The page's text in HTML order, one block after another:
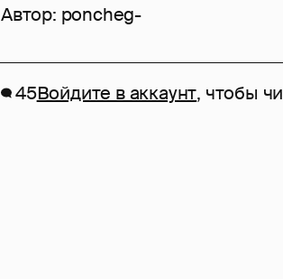
Автор: poncheg-
45Войдите в аккаунт, чтобы